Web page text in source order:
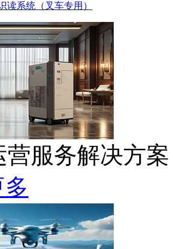
读系统（叉车专用）
营服务解决方案